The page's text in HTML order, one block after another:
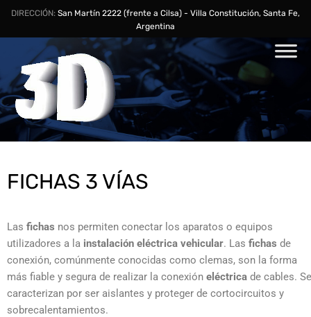
DIRECCIÓN: San Martín 2222 (frente a Cilsa) - Villa Constitución, Santa Fe,
Argentina
FICHAS 3 VÍAS
Las fichas nos permiten conectar los aparatos o equipos
utilizadores a la instalación eléctrica vehicular. Las fichas de
conexión, comúnmente conocidas como clemas, son la forma
más fiable y segura de realizar la conexión eléctrica de cables. Se
caracterizan por ser aislantes y proteger de cortocircuitos y
sobrecalentamientos.